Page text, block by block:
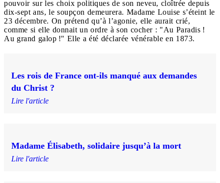
pouvoir sur les choix politiques de son neveu, cloîtrée depuis
dix-sept ans, le soupçon demeurera. Madame Louise s’éteint le
23 décembre. On prétend qu’à l’agonie, elle aurait crié,
comme si elle donnait un ordre à son cocher : "Au Paradis !
Au grand galop !" Elle a été déclarée vénérable en 1873.
Les rois de France ont-ils manqué aux demandes
du Christ ?
Lire l'article
Madame Élisabeth, solidaire jusqu’à la mort
Lire l'article